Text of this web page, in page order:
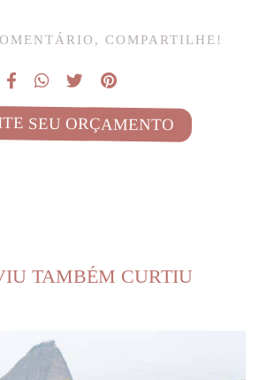
COMPARTILHE!
SEU ORÇAMENTO
TAMBÉM CURTIU